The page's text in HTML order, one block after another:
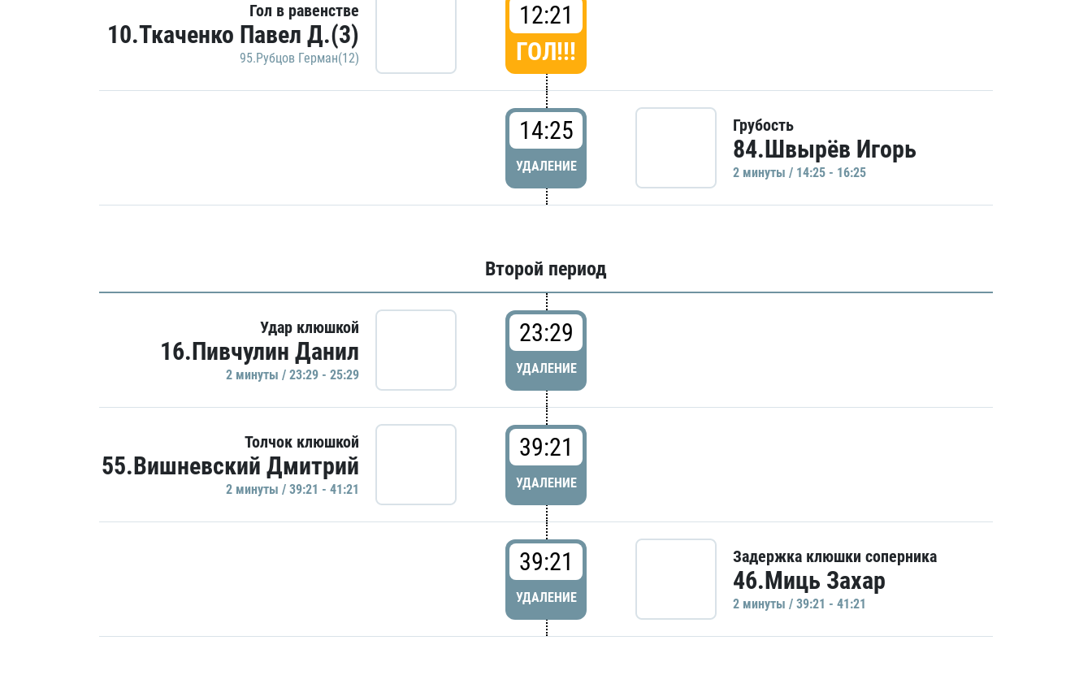
Гол в равенстве
10.Ткаченко Павел Д.(3)
95.Рубцов Герман(12)
12:21
ГОЛ!!!
14:25
УДАЛЕНИЕ
Грубость
84.Швырёв Игорь
2 минуты / 14:25 - 16:25
Второй период
Удар клюшкой
16.Пивчулин Данил
2 минуты / 23:29 - 25:29
23:29
УДАЛЕНИЕ
Толчок клюшкой
55.Вишневский Дмитрий
2 минуты / 39:21 - 41:21
39:21
УДАЛЕНИЕ
39:21
УДАЛЕНИЕ
Задержка клюшки соперника
46.Миць Захар
2 минуты / 39:21 - 41:21